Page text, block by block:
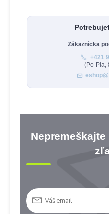
Zákaznícka
+421
(Po-Pia,